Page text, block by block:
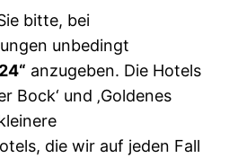
bitte, bei
unbedingt
anzugeben. Die Hotels
Bock‘ und ‚Goldenes
die wir auf jeden Fall